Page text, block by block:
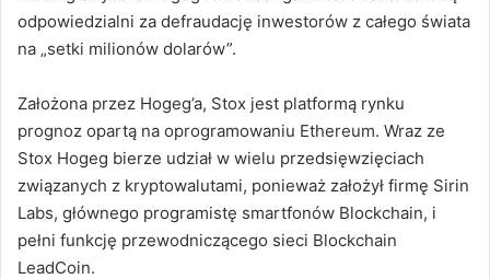
odpowiedzialni za defraudację inwestorów z całego świata
na „setki milionów dolarów”.
Założona przez Hogeg’a, Stox jest platformą rynku
prognoz opartą na oprogramowaniu Ethereum. Wraz ze
Stox Hogeg bierze udział w wielu przedsięwzięciach
związanych z kryptowalutami, ponieważ założył firmę Sirin
Labs, głównego programistę smartfonów Blockchain, i
pełni funkcję przewodniczącego sieci Blockchain
LeadCoin.